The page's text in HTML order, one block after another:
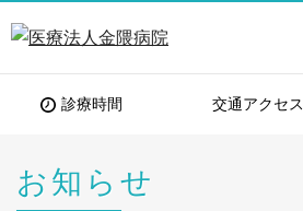
診療時間 交通アクセス
お知らせ